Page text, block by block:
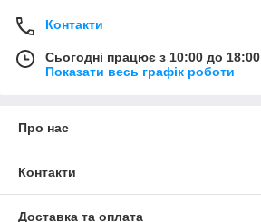
Контакти
Сьогодні працює з 10:00 до 18:00
Показати весь графік роботи
Про нас
Контакти
Доставка та оплата